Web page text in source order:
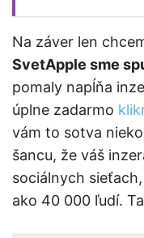
Na záver len
SvetApple sme
pomaly napĺňa
úplne zadarmo
vám to sotva
šancu, že váš
sociálnych
ako 40 000 ľudí.